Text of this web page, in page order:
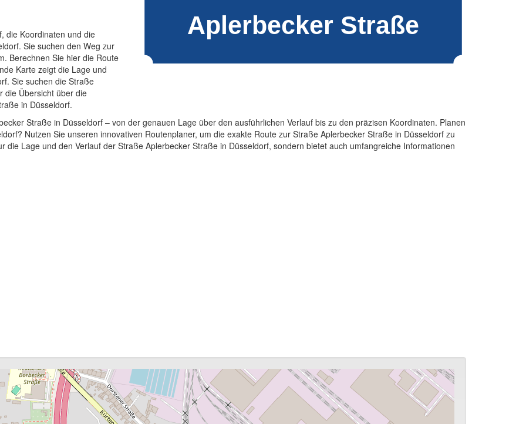
die Koordinaten und die
Sie suchen den Weg zur
Berechnen Sie hier die Route
Karte zeigt die Lage und
Sie suchen die Straße
die Übersicht über die
in Düsseldorf.
Straße in Düsseldorf – von der genauen Lage über den ausführlichen Verlauf bis zu den präzisen Koordinaten. Planen
Nutzen Sie unseren innovativen Routenplaner, um die exakte Route zur Straße Aplerbecker Straße in Düsseldorf zu
die Lage und den Verlauf der Straße Aplerbecker Straße in Düsseldorf, sondern bietet auch umfangreiche Informationen